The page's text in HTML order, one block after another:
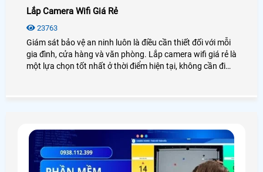
Lắp Camera Wifi Giá Rẻ
23763
Giám sát bảo vệ an ninh luôn là điều cần thiết đối với mỗi
gia đình, cửa hàng và văn phòng. Lắp camera wifi giá rẻ là
một lựa chọn tốt nhất ở thời điểm hiện tại, không cần đi